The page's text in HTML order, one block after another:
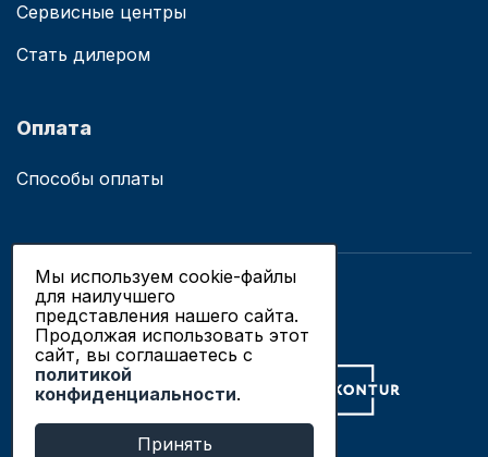
Сервисные центры
Стать дилером
Оплата
Способы оплаты
© 2019 - 2026 ООО «Сианово»
Политика конфиденциальности
Разработка сайтов в Новосибирске
Продвижение сайтов
Мы используем cookie-файлы
для наилучшего
представления нашего сайта.
Продолжая использовать этот
сайт, вы соглашаетесь c
политикой
конфиденциальности.
Принять